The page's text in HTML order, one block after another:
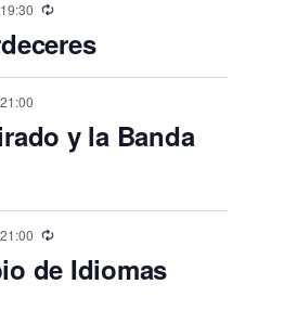
y la Banda
de Idiomas